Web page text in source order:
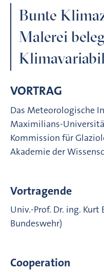
Bunte
Malerei
VORTRAG
Das Meteorologische
Maximilians-
Kommission für
Akademie der
Vortragende
Univ.-Prof. Dr. ing.
Bundeswehr)
Cooperation